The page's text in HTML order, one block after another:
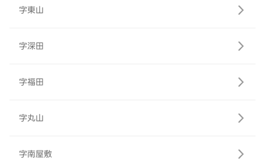
字東山
字深田
字福田
字丸山
字南屋敷